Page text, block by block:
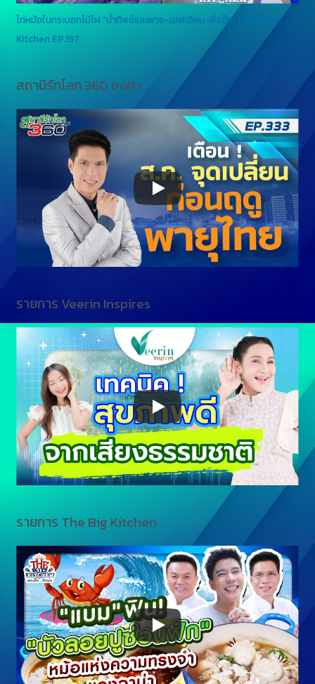
ไก่หม้อในกระบอกไม้ไผ่ “น้ำทิพย์และพาย-เชฟเอียน-พี่แซ็ก” | The Big
Kitchen EP.197
สถานีรักโลก 360 องศา
รายการ Veerin Inspires
รายการ The Big Kitchen